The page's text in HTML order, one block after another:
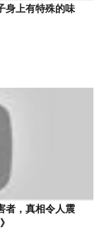
身上有特殊的味
者，真相令人震